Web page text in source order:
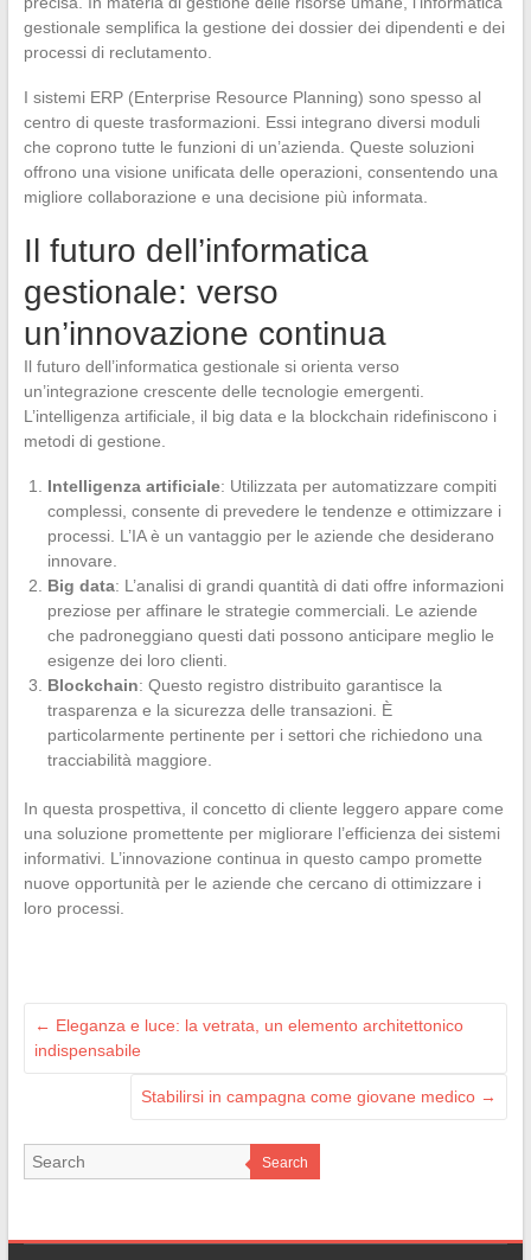
gestionale semplifica la gestione dei dossier dei dipendenti e dei
processi di reclutamento.
I sistemi ERP (Enterprise Resource Planning) sono spesso al
centro di queste trasformazioni. Essi integrano diversi moduli
che coprono tutte le funzioni di un’azienda. Queste soluzioni
offrono una visione unificata delle operazioni, consentendo una
migliore collaborazione e una decisione più informata.
Il futuro dell’informatica
gestionale: verso
un’innovazione continua
Il futuro dell’informatica gestionale si orienta verso
un’integrazione crescente delle tecnologie emergenti.
L’intelligenza artificiale, il big data e la blockchain ridefiniscono i
metodi di gestione.
Intelligenza artificiale: Utilizzata per automatizzare compiti
complessi, consente di prevedere le tendenze e ottimizzare i
processi. L’IA è un vantaggio per le aziende che desiderano
innovare.
Big data: L’analisi di grandi quantità di dati offre informazioni
preziose per affinare le strategie commerciali. Le aziende
che padroneggiano questi dati possono anticipare meglio le
esigenze dei loro clienti.
Blockchain: Questo registro distribuito garantisce la
trasparenza e la sicurezza delle transazioni. È
particolarmente pertinente per i settori che richiedono una
tracciabilità maggiore.
In questa prospettiva, il concetto di cliente leggero appare come
una soluzione promettente per migliorare l’efficienza dei sistemi
informativi. L’innovazione continua in questo campo promette
nuove opportunità per le aziende che cercano di ottimizzare i
loro processi.
← Eleganza e luce: la vetrata, un elemento architettonico
indispensabile
Stabilirsi in campagna come giovane medico →
Search